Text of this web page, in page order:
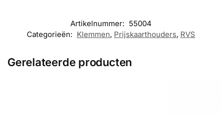
Artikelnummer: 55004
Categorieën: Klemmen, Prijskaarthouders, RVS
Gerelateerde producten